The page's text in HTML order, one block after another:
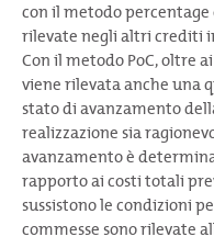
con il metodo percentage
rilevate negli altri crediti
Con il metodo PoC, oltre
viene rilevata anche una
stato di avanzamento
realizzazione sia
avanzamento è
rapporto ai costi totali
sussistono le condizioni
commesse sono rilevate